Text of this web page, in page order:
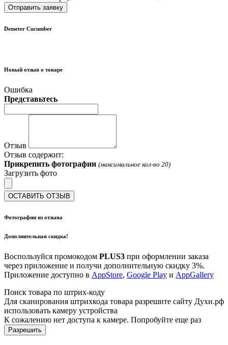
Отправить заявку
Demeter Cucumber
Новый отзыв о товаре
Ошибка
Представьтесь
Отзыв
Отзыв содержит:
Прикрепить фотографии (максимальное кол-во 20)
Загрузить фото
ОСТАВИТЬ ОТЗЫВ
Фотографии из отзыва
Дополнительная скидка!
Воспользуйся промокодом PLUS3 при оформлении заказа
через приложение и получи дополнительную скидку 3%.
Приложение доступно в AppStore, Google Play и AppGallery
Поиск товара по штрих-коду
Для сканирования штрихкода товара разрешите сайту Духи.рф
использовать камеру устройства
К сожалению нет доступа к камере. Попробуйте еще раз
Разрешить